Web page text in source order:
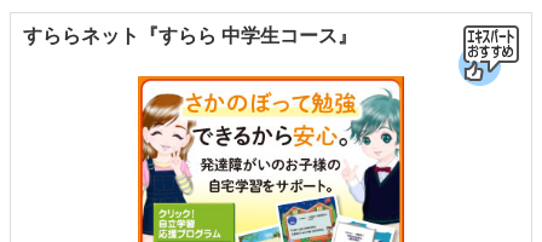
すららネット『すらら 中学生コース』